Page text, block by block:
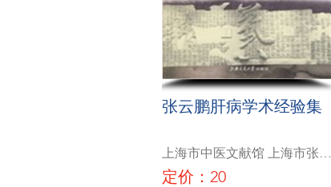
张云鹏肝病学术经验集
上海市中医文献馆 上海市张云
鹏名中医工作室
定价：20